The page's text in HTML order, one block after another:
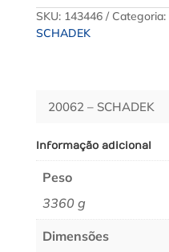
SKU: 143446 Categoria:
SCHADEK
20062 – SCHADEK
Informação adicional
Peso
3360 g
Dimensões